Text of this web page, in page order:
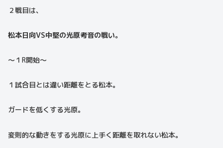
２戦目は、
松本日向VS中堅の光原考音の戦い。
〜１R開始〜
１試合目とは違い距離をとる松本。
ガードを低くする光原。
変則的な動きをする光原に上手く距離を取れない松本。